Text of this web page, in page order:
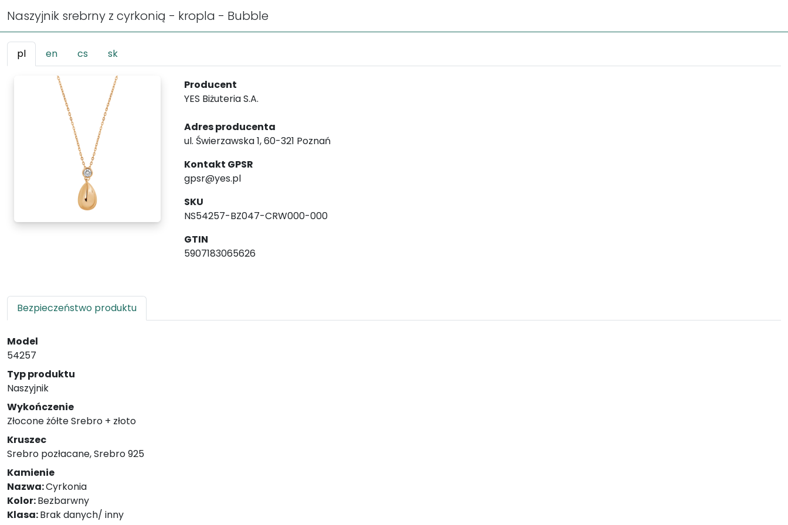
Naszyjnik srebrny z cyrkonią - kropla - Bubble
pl en cs sk
Producent
YES Biżuteria S.A.
Adres producenta
ul. Świerzawska 1, 60-321 Poznań
Kontakt GPSR
gpsr@yes.pl
SKU
NS54257-BZ047-CRW000-000
GTIN
5907183065626
Bezpieczeństwo produktu
Model
54257
Typ produktu
Naszyjnik
Wykończenie
Złocone żółte Srebro + złoto
Kruszec
Srebro pozłacane, Srebro 925
Kamienie
Nazwa:Cyrkonia
Kolor:Bezbarwny
Klasa:Brak danych/ inny